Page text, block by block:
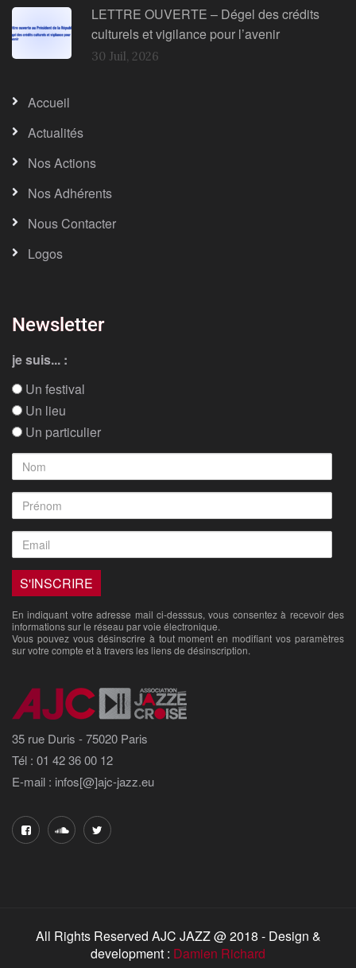
LETTRE OUVERTE – Dégel des crédits
culturels et vigilance pour l’avenir
30 Juil, 2026
Accueil
Actualités
Nos Actions
Nos Adhérents
Nous Contacter
Logos
Newsletter
je suis... :
Un festival
Un lieu
Un particulier
En indiquant votre adresse mail ci-desssus, vous consentez à recevoir des
informations sur le réseau par voie électronique.
Vous pouvez vous désinscrire à tout moment en modifiant vos paramètres
sur votre compte et à travers les liens de désinscription.
35 rue Duris - 75020 Paris
Tél : 01 42 36 00 12
E-mail : infos[@]ajc-jazz.eu
All Rights Reserved AJC JAZZ @ 2018 - Design &
development : Damien Richard